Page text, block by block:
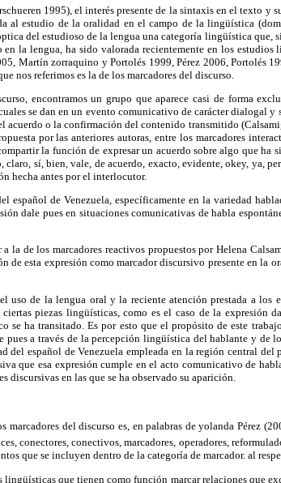
1995), el interés presente de la sintaxis en el texto y
al estudio de la oralidad en el campo de la lingüística
del estudioso de la lengua una categoría lingüística que,
en la lengua, ha sido valorada recientemente en los
Martín zorraquino y Portolés 1999, Pérez 2006, Portolés
nos referimos es la de los marcadores del discurso.
encontramos un grupo que aparece casi de forma
se dan en un evento comunicativo de carácter dialogal y
acuerdo o la confirmación del contenido transmitido
por las anteriores autoras, entre los marcadores
la función de expresar un acuerdo sobre algo que ha
claro, sí, bien, vale, de acuerdo, exacto, evidente, okey, ya,
hecha antes por el interlocutor.
español de Venezuela, específicamente en la variedad
dale pues en situaciones comunicativas de habla
la de los marcadores reactivos propuestos por Helena
de esta expresión como marcador discursivo presente en la
uso de la lengua oral y la reciente atención prestada a los
piezas lingüísticas, como es el caso de la expresión
se ha transitado. Es por esto que el propósito de este
pues a través de la percepción lingüística del hablante y de
del español de Venezuela empleada en la región central del
que esa expresión cumple en el acto comunicativo de
discursivas en las que se ha observado su aparición.
marcadores del discurso es, en palabras de yolanda Pérez
conectores, conectivos, marcadores, operadores,
que se incluyen dentro de la categoría de marcador. al
lingüísticas que tienen como función marcar relaciones que